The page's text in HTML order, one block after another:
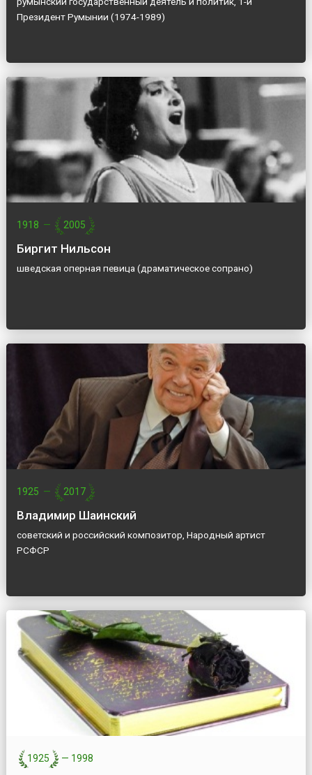
Президент Румынии (1974-1989)
1918 — 2005
Биргит Нильсон
шведская оперная певица (драматическое сопрано)
1925 — 2017
Владимир Шаинский
советский и российский композитор, Народный артист
РСФСР
1925 — 1998